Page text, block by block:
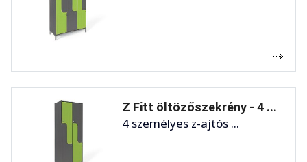
Z Fitt öltözőszekrény - 4 ...
4 személyes z-ajtós ...